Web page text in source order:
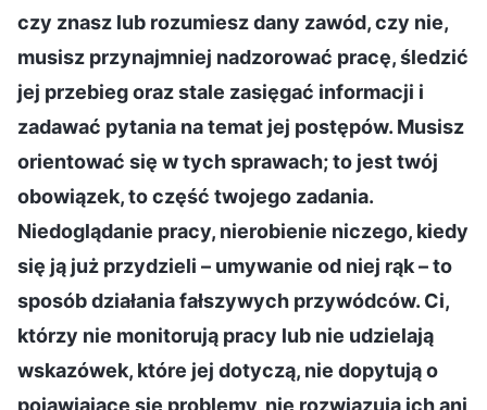
czy znasz lub rozumiesz dany zawód, czy nie,
musisz przynajmniej nadzorować pracę, śledzić
jej przebieg oraz stale zasięgać informacji i
zadawać pytania na temat jej postępów. Musisz
orientować się w tych sprawach; to jest twój
obowiązek, to część twojego zadania.
Niedoglądanie pracy, nierobienie niczego, kiedy
się ją już przydzieli – umywanie od niej rąk – to
sposób działania fałszywych przywódców. Ci,
którzy nie monitorują pracy lub nie udzielają
wskazówek, które jej dotyczą, nie dopytują o
pojawiające się problemy, nie rozwiązują ich ani